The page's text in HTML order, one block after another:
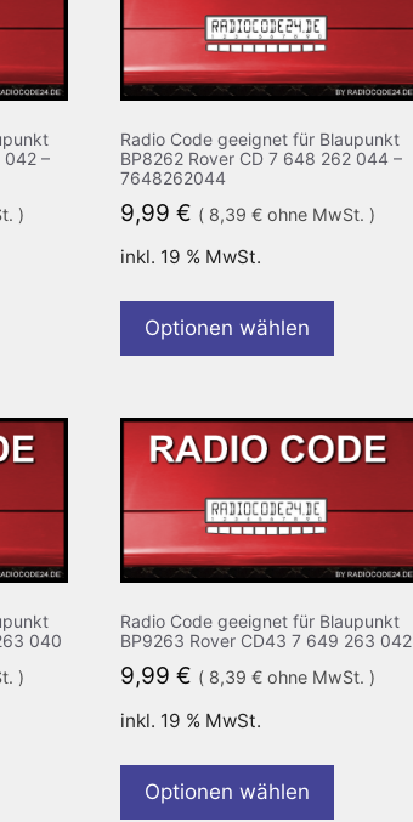
042 –
)
Radio Code geeignet für Blaupunkt
BP8262 Rover CD 7 648 262 044 –
7648262044
9,99 € ( 8,39 € ohne MwSt. )
inkl. 19 % MwSt.
Optionen wählen
040
)
Radio Code geeignet für Blaupunkt
BP9263 Rover CD43 7 649 263 042
9,99 € ( 8,39 € ohne MwSt. )
inkl. 19 % MwSt.
Optionen wählen